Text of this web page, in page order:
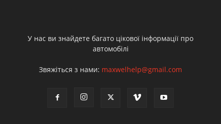
У нас ви знайдете багато цікової інформації про
автомобілі
Звяжіться з нами: maxwelhelp@gmail.com